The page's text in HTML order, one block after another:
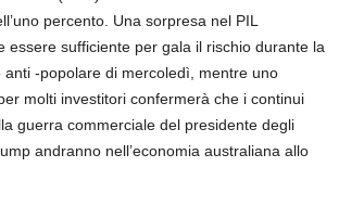
percento. Una sorpresa nel PIL
essere sufficiente per gala il rischio durante la
anti -popolare di mercoledì, mentre uno
molti investitori confermerà che i continui
guerra commerciale del presidente degli
andranno nell’economia australiana allo